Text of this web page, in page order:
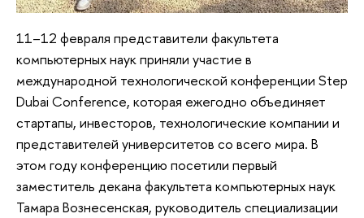
11–12 февраля представители факультета
компьютерных наук приняли участие в
международной технологической конференции Step
Dubai Conference, которая ежегодно объединяет
стартапы, инвесторов, технологические компании и
представителей университетов со всего мира. В
этом году конференцию посетили первый
заместитель декана факультета компьютерных наук
Тамара Вознесенская, руководитель специализации